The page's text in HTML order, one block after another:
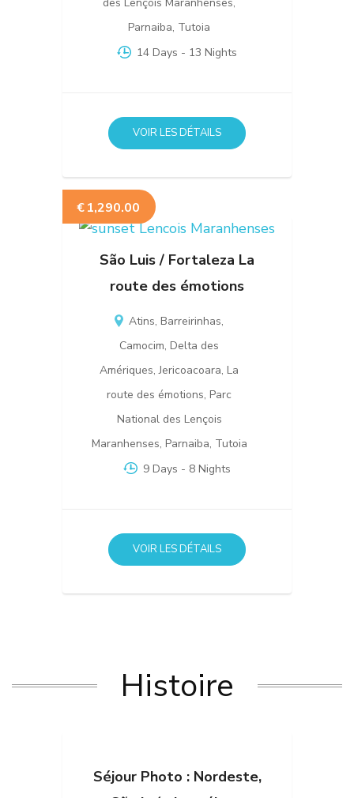
Parnaiba, Tutoia
14 Days - 13 Nights
VOIR LES DÉTAILS
€1,290.00
São Luis / Fortaleza La
route des émotions
Atins,Barreirinhas,
Camocim, Delta des
Amériques,Jericoacoara, La
route des émotions, Parc
National des Lençois
Maranhenses, Parnaiba, Tutoia
9 Days - 8 Nights
VOIR LES DÉTAILS
Histoire
Séjour Photo : Nordeste,